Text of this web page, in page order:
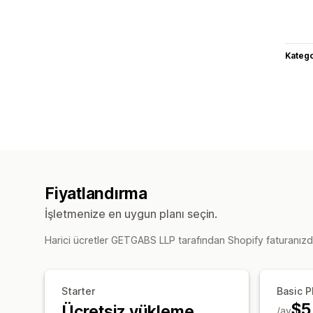
Fiyatlandırma
İşletmenize en uygun planı seçin.
Harici ücretler GETGABS LLP tarafından Shopify
Starter Basic
/ay